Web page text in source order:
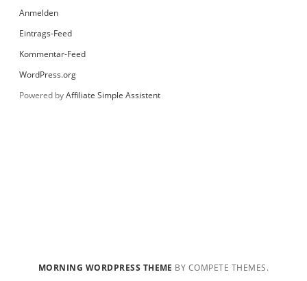
Anmelden
Eintrags-Feed
Kommentar-Feed
WordPress.org
Powered byAffiliate Simple Assistent
MORNING WORDPRESS THEME BY COMPETE THEMES.